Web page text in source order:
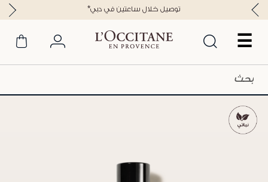
☰
*توصيل خلال ساعتين في دبي